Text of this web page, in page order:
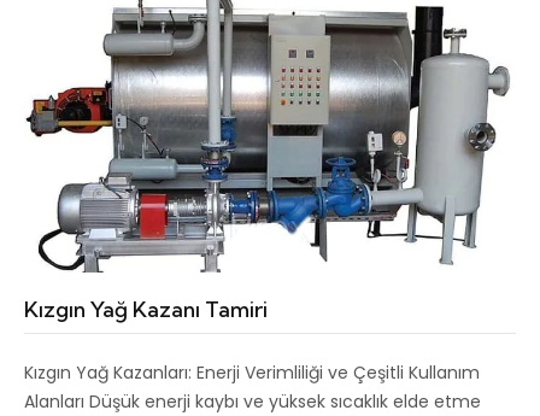
Kızgın Yağ Kazanı Tamiri
Kızgın Yağ Kazanları: Enerji Verimliliği ve Çeşitli Kullanım
Alanları Düşük enerji kaybı ve yüksek sıcaklık elde etme